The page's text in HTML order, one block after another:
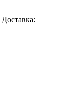
Доставка: